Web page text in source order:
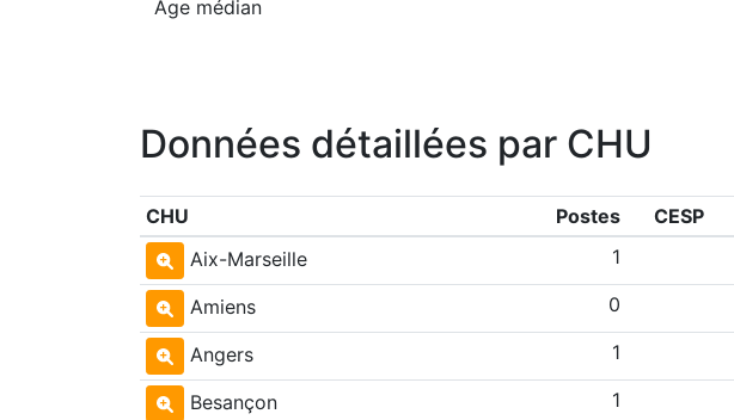
Age médian
Données détaillées par CHU
CHU Postes CESP
Aix-Marseille
1
Amiens 0
Angers 1
Besançon 1